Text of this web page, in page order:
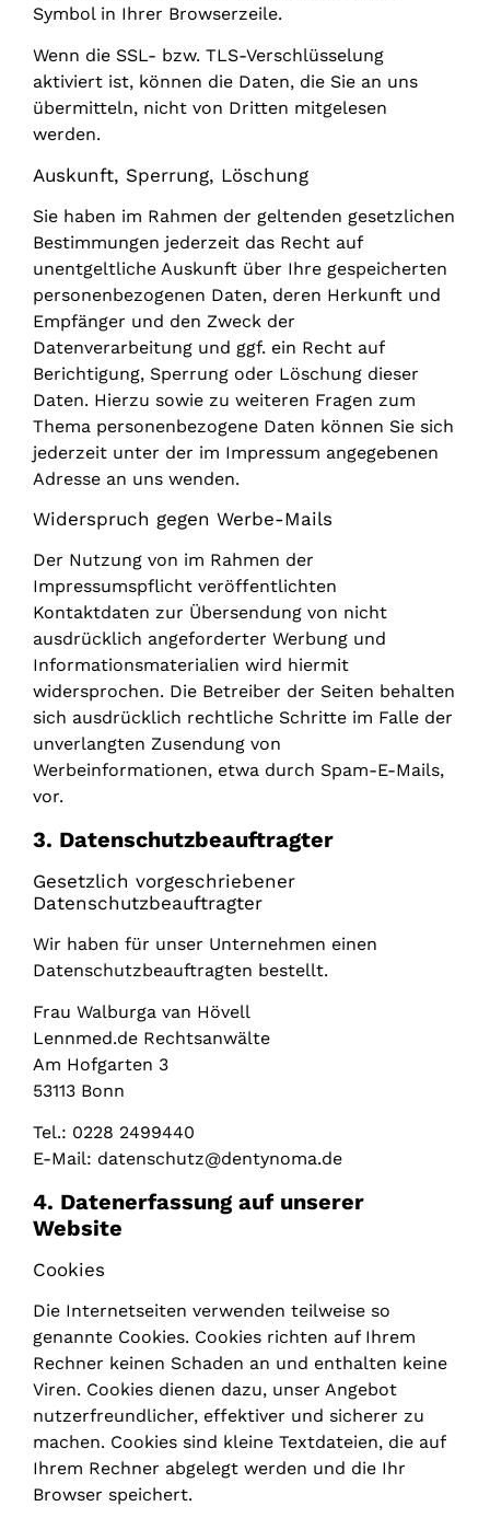
Symbol in Ihrer Browserzeile.
Wenn die SSL- bzw. TLS-Verschlüsselung
aktiviert ist, können die Daten, die Sie an uns
übermitteln, nicht von Dritten mitgelesen
werden.
Auskunft, Sperrung, Löschung
Sie haben im Rahmen der geltenden gesetzlichen
Bestimmungen jederzeit das Recht auf
unentgeltliche Auskunft über Ihre gespeicherten
personenbezogenen Daten, deren Herkunft und
Empfänger und den Zweck der
Datenverarbeitung und ggf. ein Recht auf
Berichtigung, Sperrung oder Löschung dieser
Daten. Hierzu sowie zu weiteren Fragen zum
Thema personenbezogene Daten können Sie sich
jederzeit unter der im Impressum angegebenen
Adresse an uns wenden.
Widerspruch gegen Werbe-Mails
Der Nutzung von im Rahmen der
Impressumspflicht veröffentlichten
Kontaktdaten zur Übersendung von nicht
ausdrücklich angeforderter Werbung und
Informationsmaterialien wird hiermit
widersprochen. Die Betreiber der Seiten behalten
sich ausdrücklich rechtliche Schritte im Falle der
unverlangten Zusendung von
Werbeinformationen, etwa durch Spam-E-Mails,
vor.
3. Datenschutzbeauftragter
Gesetzlich vorgeschriebener
Datenschutzbeauftragter
Wir haben für unser Unternehmen einen
Datenschutzbeauftragten bestellt.
Frau Walburga van Hövell
Lennmed.de Rechtsanwälte
Am Hofgarten 3
53113 Bonn
Tel.: 0228 2499440
E-Mail: datenschutz@dentynoma.de
4. Datenerfassung auf unserer
Website
Cookies
Die Internetseiten verwenden teilweise so
genannte Cookies. Cookies richten auf Ihrem
Rechner keinen Schaden an und enthalten keine
Viren. Cookies dienen dazu, unser Angebot
nutzerfreundlicher, effektiver und sicherer zu
machen. Cookies sind kleine Textdateien, die auf
Ihrem Rechner abgelegt werden und die Ihr
Browser speichert.